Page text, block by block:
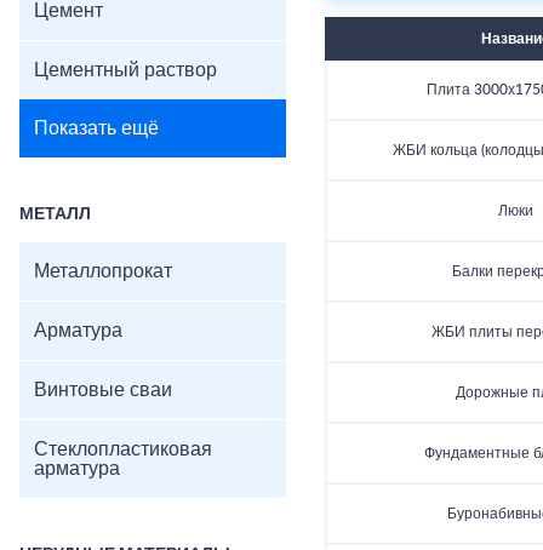
Цемент
Цементный раствор
Показать ещё
МЕТАЛЛ
Металлопрокат
Арматура
Винтовые сваи
Стеклопластиковая
арматура
Плита
ЖБИ кольца
Люки
Балки
ЖБИ плиты
Дорожные
Фундаментные